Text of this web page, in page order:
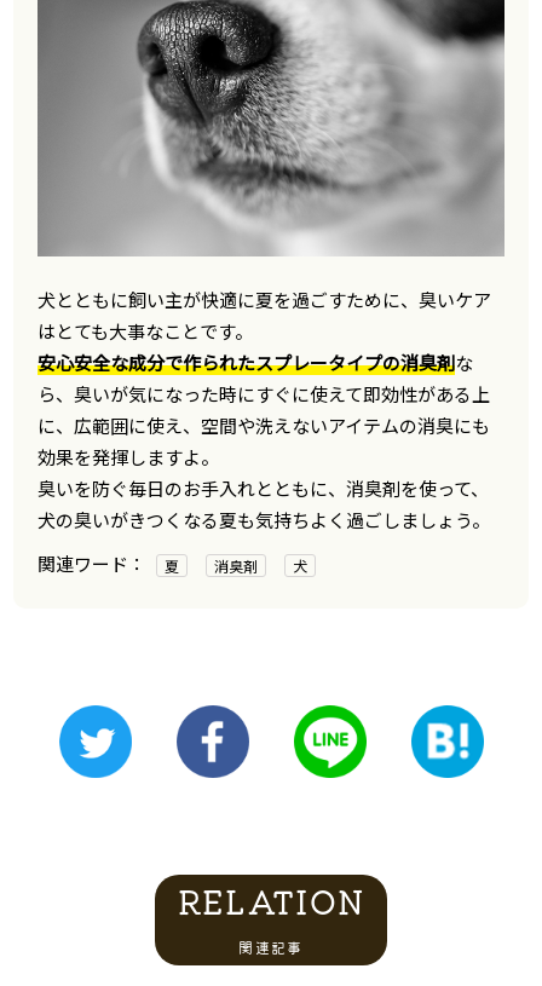
犬とともに飼い主が快適に夏を過ごすために、臭いケア
はとても大事なことです。
安心安全な成分で作られたスプレータイプの消臭剤な
ら、臭いが気になった時にすぐに使えて即効性がある上
に、広範囲に使え、空間や洗えないアイテムの消臭にも
効果を発揮しますよ。
臭いを防ぐ毎日のお手入れとともに、消臭剤を使って、
犬の臭いがきつくなる夏も気持ちよく過ごしましょう。
夏 消臭剤 犬
RELATION
関連記事